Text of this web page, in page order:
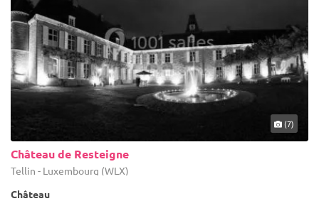
(7)
Château de Resteigne
Tellin - Luxembourg (WLX)
Château